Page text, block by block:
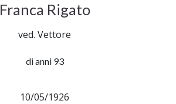
Franca Rigato
ved. Vettore
di anni 93
10/05/1926